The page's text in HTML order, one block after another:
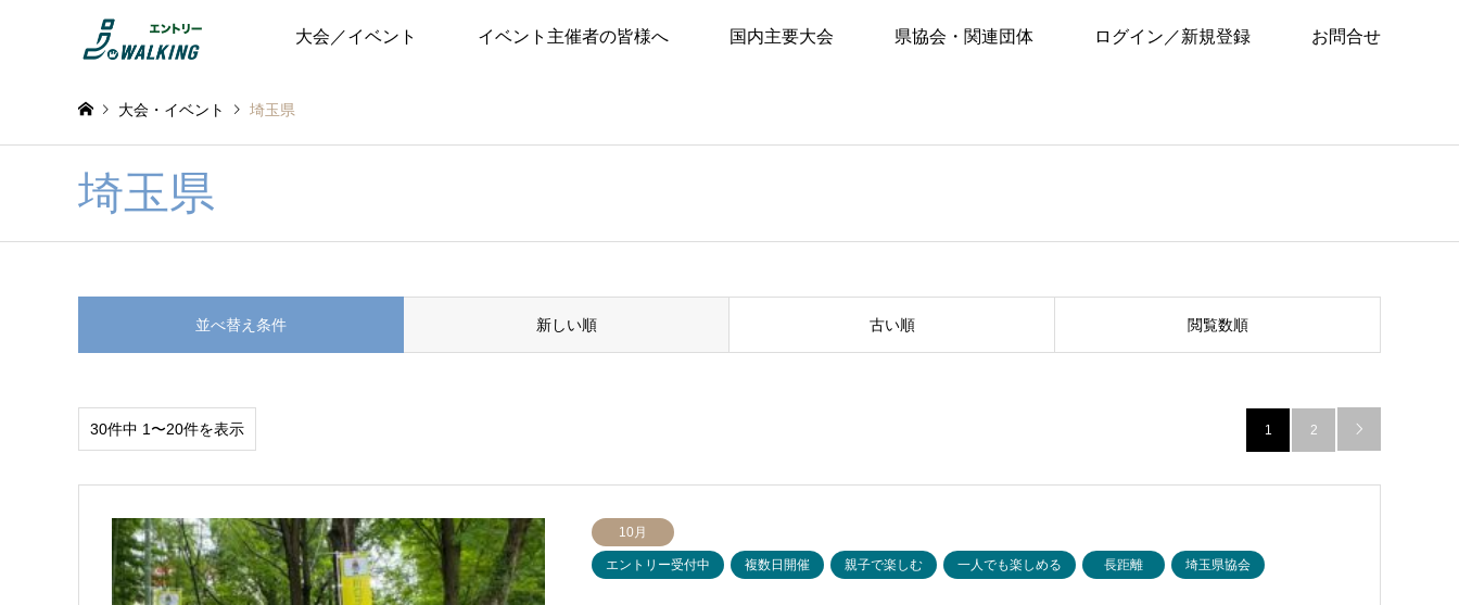
大会／イベント イベント主催者の皆様へ 国内主要大会 県協会・関連団体 ログイン／新規登録 お問合せ
大会・イベント 埼玉県
埼玉県
並べ替え条件 新しい順 古い順 閲覧数順
30件中 1〜20件を表示 1 2 
10月
エントリー受付中 複数日開催 親子で楽しむ 一人でも楽しめる 長距離 埼玉県協会